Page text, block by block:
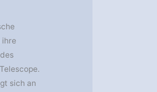
ihre
sich an